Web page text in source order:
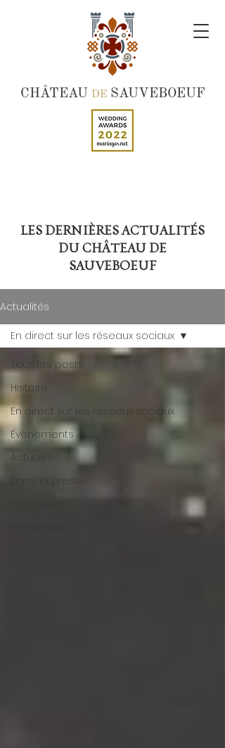
CHÂTEAU DESAUVEBOEUF
LES DERNIÈRES ACTUALITÉS
DU CHÂTEAU DE
SAUVEBOEUF
Actualités
Tous les posts
Histoire
En direct sur les réseaux sociaux
Évènements
Actualités
Dans la presse
En direct sur les réseaux sociaux